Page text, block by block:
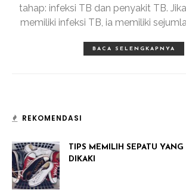
tahap: infeksi TB dan penyakit TB.
memiliki infeksi TB, ia memiliki
BACA SELENGKAPNYA
REKOMENDASI
TIPS MEMILIH SEPATU YANG
DIKAKI